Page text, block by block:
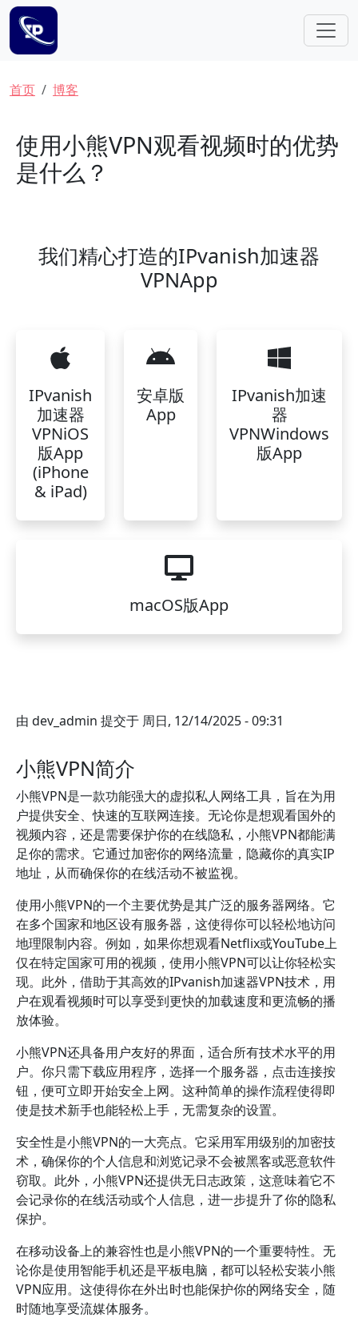
跳转到主要内容
面包屑
首页 博客
使用小熊VPN观看视频时的优势
是什么？
我们精心打造的IPvanish加速器
VPNApp
IPvanish
加速器
VPNiOS
版App
(iPhone
& iPad)
安卓版
App
IPvanish加速
器
VPNWindows
版App
macOS版App
由 dev_admin 提交于 周日, 12/14/2025 - 09:31
小熊VPN简介
小熊VPN是一款功能强大的虚拟私人网络工具，旨在为用
户提供安全、快速的互联网连接。无论你是想观看国外的
视频内容，还是需要保护你的在线隐私，小熊VPN都能满
足你的需求。它通过加密你的网络流量，隐藏你的真实IP
地址，从而确保你的在线活动不被监视。
使用小熊VPN的一个主要优势是其广泛的服务器网络。它
在多个国家和地区设有服务器，这使得你可以轻松地访问
地理限制内容。例如，如果你想观看Netflix或YouTube上
仅在特定国家可用的视频，使用小熊VPN可以让你轻松实
现。此外，借助于其高效的IPvanish加速器VPN技术，用
户在观看视频时可以享受到更快的加载速度和更流畅的播
放体验。
小熊VPN还具备用户友好的界面，适合所有技术水平的用
户。你只需下载应用程序，选择一个服务器，点击连接按
钮，便可立即开始安全上网。这种简单的操作流程使得即
使是技术新手也能轻松上手，无需复杂的设置。
安全性是小熊VPN的一大亮点。它采用军用级别的加密技
术，确保你的个人信息和浏览记录不会被黑客或恶意软件
窃取。此外，小熊VPN还提供无日志政策，这意味着它不
会记录你的在线活动或个人信息，进一步提升了你的隐私
保护。
在移动设备上的兼容性也是小熊VPN的一个重要特性。无
论你是使用智能手机还是平板电脑，都可以轻松安装小熊
VPN应用。这使得你在外出时也能保护你的网络安全，随
时随地享受流媒体服务。